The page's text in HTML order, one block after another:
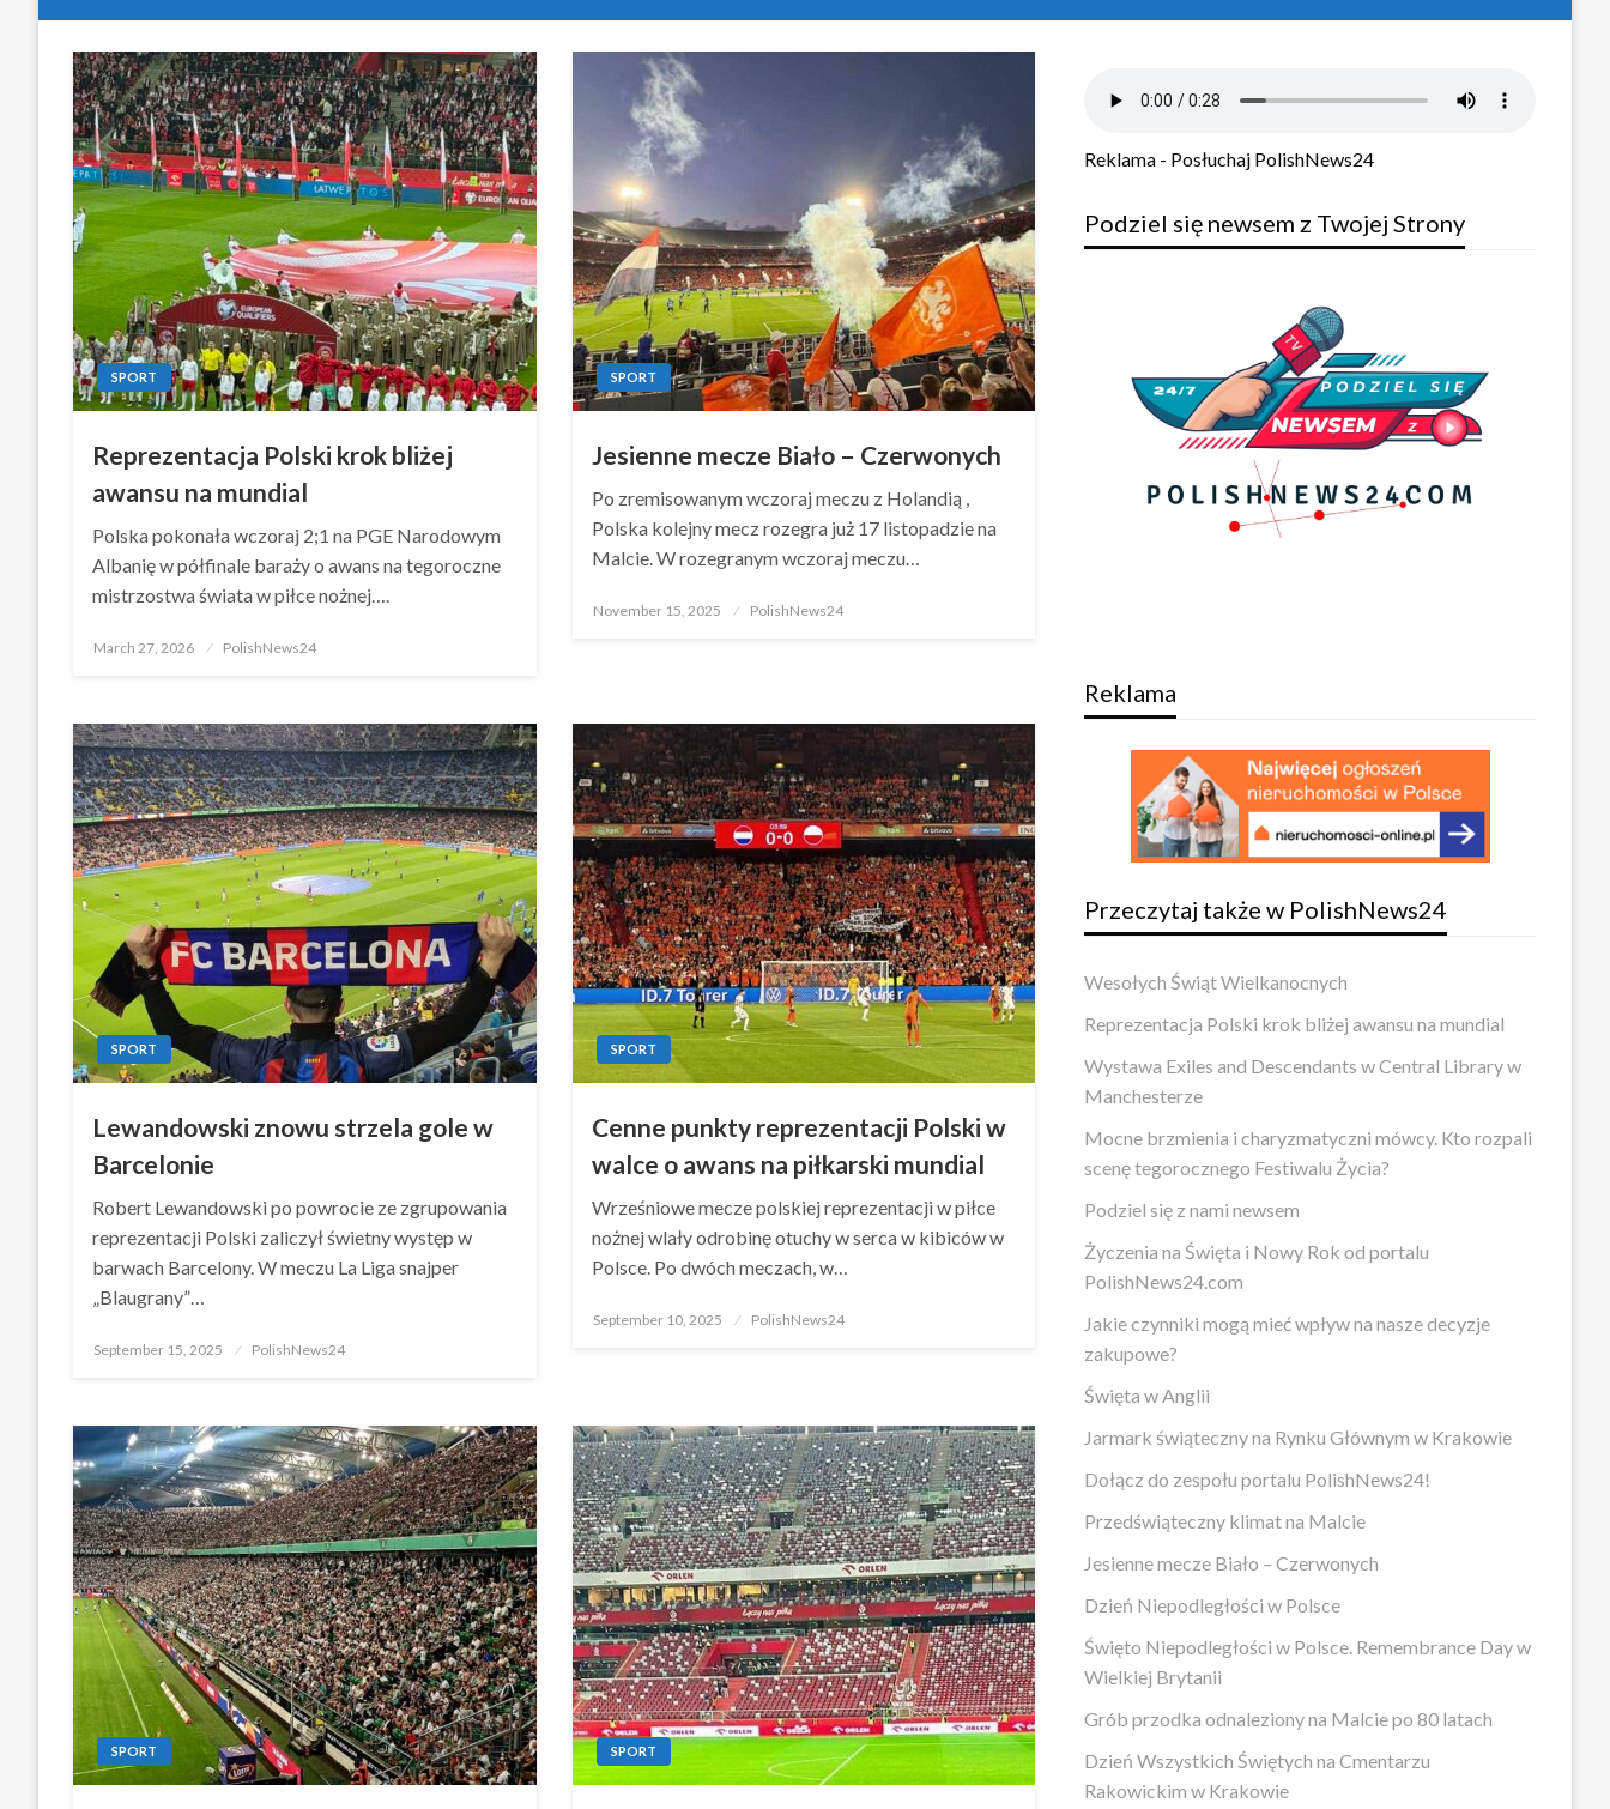
SPORT
Reprezentacja Polski krok bliżej
awansu na mundial
Polska pokonała wczoraj 2;1 na PGE Narodowym
Albanię w półfinale baraży o awans na tegoroczne
mistrzostwa świata w piłce nożnej….
Posted
March 27, 2026 PolishNews24
SPORT
Jesienne mecze Biało – Czerwonych
Po zremisowanym wczoraj meczu z Holandią ,
Polska kolejny mecz rozegra już 17 listopadzie na
Malcie. W rozegranym wczoraj meczu…
Posted
November 15, 2025 PolishNews24
SPORT
Lewandowski znowu strzela gole w
Barcelonie
Robert Lewandowski po powrocie ze zgrupowania
reprezentacji Polski zaliczył świetny występ w
barwach Barcelony. W meczu La Liga snajper
„Blaugrany”…
Posted
September 15, 2025 PolishNews24
SPORT
Cenne punkty reprezentacji Polski w
walce o awans na piłkarski mundial
Wrześniowe mecze polskiej reprezentacji w piłce
nożnej wlały odrobinę otuchy w serca w kibiców w
Polsce. Po dwóch meczach, w…
Posted
September 10, 2025 PolishNews24
SPORT SPORT
Reklama - Posłuchaj PolishNews24
Podziel się newsem z Twojej Strony
Reklama
Przeczytaj także w PolishNews24
Wesołych Świąt Wielkanocnych
Reprezentacja Polski krok bliżej awansu na mundial
Wystawa Exiles and Descendants w Central Library w
Manchesterze
Mocne brzmienia i charyzmatyczni mówcy. Kto rozpali
scenę tegorocznego Festiwalu Życia?
Podziel się z nami newsem
Życzenia na Święta i Nowy Rok od portalu
PolishNews24.com
Jakie czynniki mogą mieć wpływ na nasze decyzje
zakupowe?
Święta w Anglii
Jarmark świąteczny na Rynku Głównym w Krakowie
Dołącz do zespołu portalu PolishNews24!
Przedświąteczny klimat na Malcie
Jesienne mecze Biało – Czerwonych
Dzień Niepodległości w Polsce
Święto Niepodległości w Polsce. Remembrance Day w
Wielkiej Brytanii
Grób przodka odnaleziony na Malcie po 80 latach
Dzień Wszystkich Świętych na Cmentarzu
Rakowickim w Krakowie